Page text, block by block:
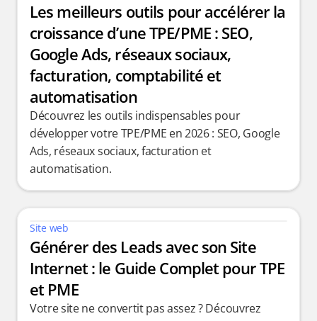
Les meilleurs outils pour accélérer la
croissance d’une TPE/PME : SEO,
Google Ads, réseaux sociaux,
facturation, comptabilité et
automatisation
Découvrez les outils indispensables pour
développer votre TPE/PME en 2026 : SEO, Google
Ads, réseaux sociaux, facturation et
automatisation.
Site web
Générer des Leads avec son Site
Internet : le Guide Complet pour TPE
et PME
Votre site ne convertit pas assez ? Découvrez